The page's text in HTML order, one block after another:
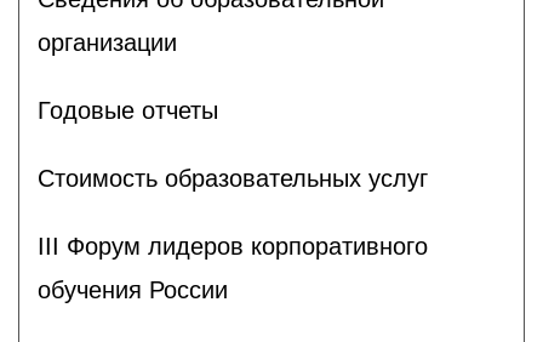
организации
Годовые отчеты
Стоимость образовательных услуг
III Форум лидеров корпоративного
обучения России